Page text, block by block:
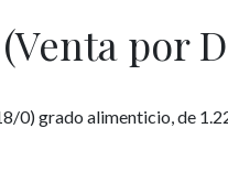
por
0) grado alimenticio, de